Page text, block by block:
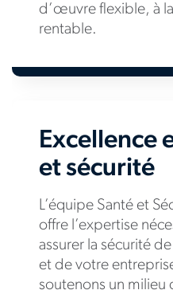
d’œuvre flexible, à
rentable.
Excellence
et sécurité
L’équipe Santé et
offre l’expertise
assurer la sécurité
et de votre
soutenons un milieu